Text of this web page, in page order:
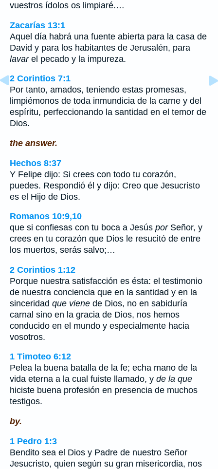
vuestros ídolos os limpiaré.…
Zacarías 13:1
Aquel día habrá una fuente abierta para la casa de
David y para los habitantes de Jerusalén, para
lavarel pecado y la impureza.
2 Corintios 7:1
Por tanto, amados, teniendo estas promesas,
limpiémonos de toda inmundicia de la carne y del
espíritu, perfeccionando la santidad en el temor de
Dios.
the answer.
Hechos 8:37
Y Felipe dijo: Si crees con todo tu corazón,
puedes. Respondió él y dijo: Creo que Jesucristo
es el Hijo de Dios.
Romanos 10:9,10
que si confiesas con tu boca a Jesús porSeñor, y
crees en tu corazón que Dios le resucitó de entre
los muertos, serás salvo;…
2 Corintios 1:12
Porque nuestra satisfacción es ésta: el testimonio
de nuestra conciencia que en la santidad y en la
sinceridad que viene de Dios, no en sabiduría
carnal sino en la gracia de Dios, nos hemos
conducido en el mundo y especialmente hacia
vosotros.
1 Timoteo 6:12
Pelea la buena batalla de la fe; echa mano de la
vida eterna a la cual fuiste llamado, y de la que
hiciste buena profesión en presencia de muchos
testigos.
by.
1 Pedro 1:3
Bendito sea el Dios y Padre de nuestro Señor
Jesucristo, quien según su gran misericordia, nos